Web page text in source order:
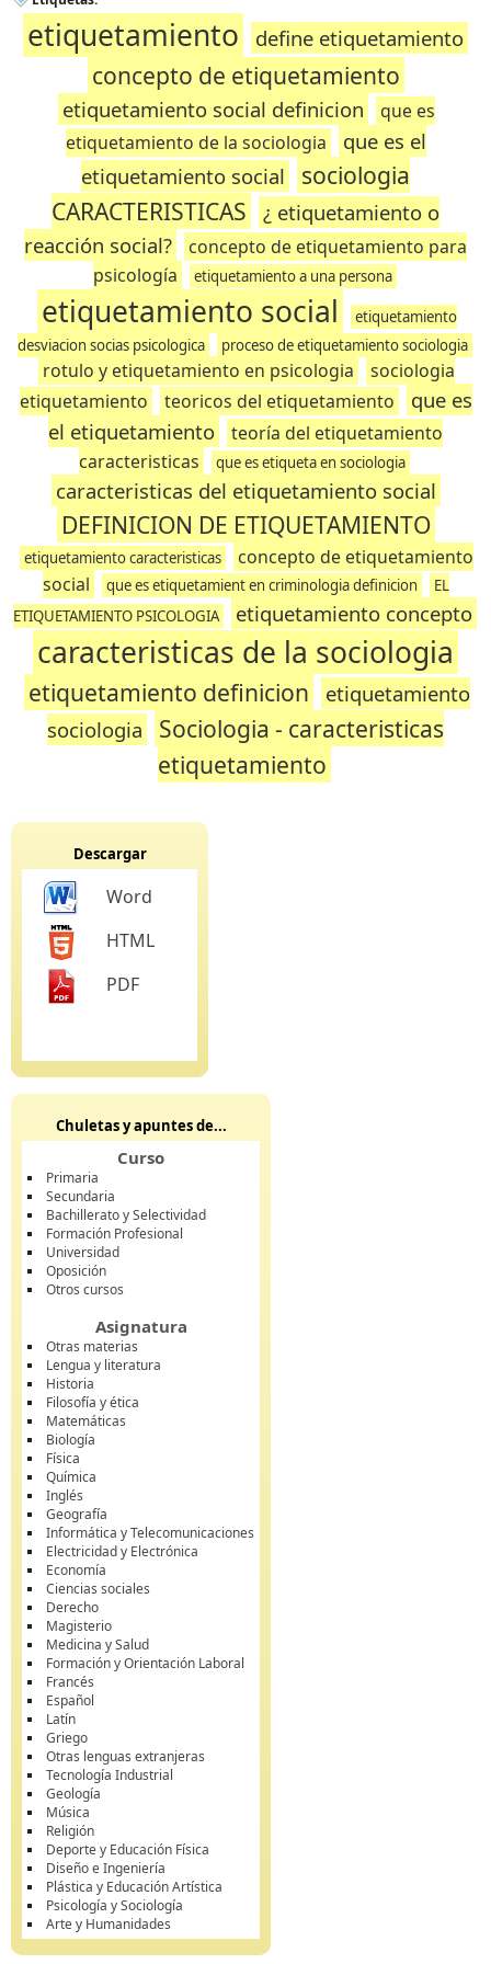
etiquetamiento define etiquetamiento
concepto de etiquetamiento
etiquetamiento social definicion
que es
etiquetamiento de la sociologia
que es el
etiquetamiento social
sociologia
CARACTERISTICAS
¿ etiquetamiento o
reacción social?
concepto de etiquetamiento para
psicología
etiquetamiento a una persona
etiquetamiento social
etiquetamiento
desviacion socias psicologica
proceso de etiquetamiento sociologia
rotulo y etiquetamiento en psicologia
sociologia
etiquetamiento
teoricos del etiquetamiento
que es
el etiquetamiento
teoría del etiquetamiento
caracteristicas
que es etiqueta en sociologia
caracteristicas del etiquetamiento social
DEFINICION DE ETIQUETAMIENTO
etiquetamiento caracteristicas
concepto de etiquetamiento
social
que es etiquetamient en criminologia definicion
EL
ETIQUETAMIENTO PSICOLOGIA
etiquetamiento concepto
caracteristicas de la sociologia
etiquetamiento definicion
etiquetamiento
sociologia
Sociologia - caracteristicas
etiquetamiento
Descargar
Word
HTML
PDF
Chuletas y apuntes de...
Curso
Primaria
Secundaria
Bachillerato y Selectividad
Formación Profesional
Universidad
Oposición
Otros cursos
Asignatura
Otras materias
Lengua y literatura
Historia
Filosofía y ética
Matemáticas
Biología
Física
Química
Inglés
Geografía
Informática y Telecomunicaciones
Electricidad y Electrónica
Economía
Ciencias sociales
Derecho
Magisterio
Medicina y Salud
Formación y Orientación Laboral
Francés
Español
Latín
Griego
Otras lenguas extranjeras
Tecnología Industrial
Geología
Música
Religión
Deporte y Educación Física
Diseño e Ingeniería
Plástica y Educación Artística
Psicología y Sociología
Arte y Humanidades